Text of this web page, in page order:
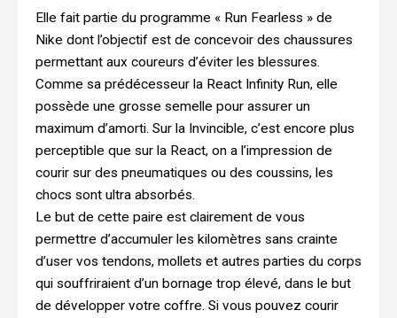
Elle fait partie du programme « Run Fearless » de
Nike dont l’objectif est de concevoir des chaussures
permettant aux coureurs d’éviter les blessures.
Comme sa prédécesseur la React Infinity Run, elle
possède une grosse semelle pour assurer un
maximum d’amorti. Sur la Invincible, c’est encore plus
perceptible que sur la React, on a l’impression de
courir sur des pneumatiques ou des coussins, les
chocs sont ultra absorbés.
Le but de cette paire est clairement de vous
permettre d’accumuler les kilomètres sans crainte
d’user vos tendons, mollets et autres parties du corps
qui souffriraient d’un bornage trop élevé, dans le but
de développer votre coffre. Si vous pouvez courir